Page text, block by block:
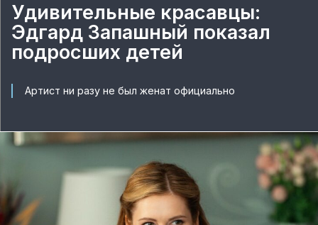
Удивительные красавцы:
Эдгард Запашный показал
подросших детей
Артист ни разу не был женат официально